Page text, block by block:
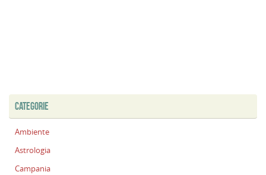
CATEGORIE
Ambiente
Astrologia
Campania